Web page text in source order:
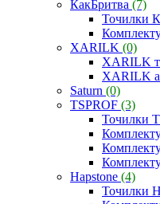
КакБритва (7)
Точилки
XARILK (0)
XARILK
XARILK
Saturn (0)
TSPROF (3)
Точилки
Hapstone (4)
Точилки